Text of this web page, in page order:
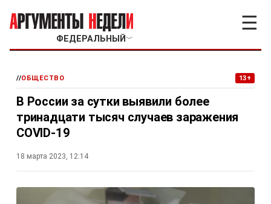
ФЕДЕРАЛЬНЫЙ ﹀
☰
//ОБЩЕСТВО 13+
В России за сутки выявили более
тринадцати тысяч случаев заражения
COVID-19
18 марта 2023, 12:14